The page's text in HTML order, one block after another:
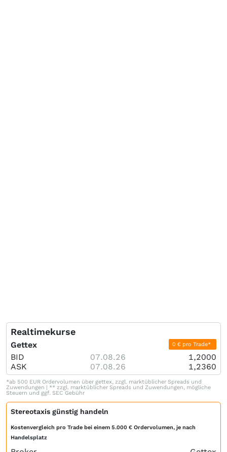
Realtimekurse
Gettex 0 € pro Trade*
BID 07.08.26
1,2000
ASK
07.08.26 1,2360
*ab 500 EUR Ordervolumen über gettex, zzgl. marktüblicher Spreads und
Zuwendungen | ** zzgl. marktüblicher Spreads und Zuwendungen, mögliche
Steuern und ggf. SEC Gebühr
Stereotaxis günstig handeln
Kostenvergleich pro Trade bei einem 5.000 € Ordervolumen, je nach
Handelsplatz